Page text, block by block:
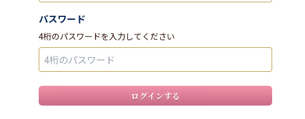
パスワード
4桁のパスワードを入力してください
ログインする